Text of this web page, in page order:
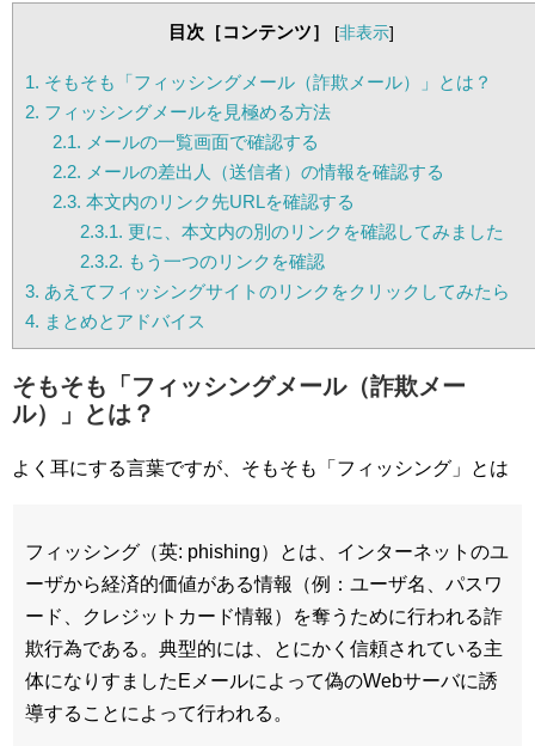
目次［コンテンツ］ [非表示]
1. そもそも「フィッシングメール（詐欺メール）」とは？
2. フィッシングメールを見極める方法
2.1. メールの一覧画面で確認する
2.2. メールの差出人（送信者）の情報を確認する
2.3. 本文内のリンク先URLを確認する
2.3.1. 更に、本文内の別のリンクを確認してみました
2.3.2. もう一つのリンクを確認
3. あえてフィッシングサイトのリンクをクリックしてみたら
4. まとめとアドバイス
そもそも「フィッシングメール（詐欺メー
ル）」とは？
よく耳にする言葉ですが、そもそも「フィッシング」とは
フィッシング（英: phishing）とは、インターネットのユ
ーザから経済的価値がある情報（例：ユーザ名、パスワ
ード、クレジットカード情報）を奪うために行われる詐
欺行為である。典型的には、とにかく信頼されている主
体になりすましたEメールによって偽のWebサーバに誘
導することによって行われる。